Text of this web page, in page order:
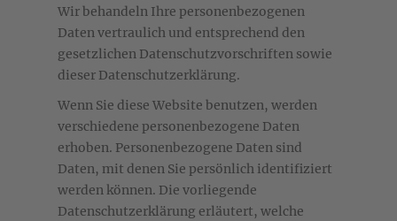
Wir behandeln Ihre personenbezogenen
Daten vertraulich und entsprechend den
gesetzlichen Datenschutzvorschriften sowie
dieser Datenschutzerklärung.
Wenn Sie diese Website benutzen, werden
verschiedene personenbezogene Daten
erhoben. Personenbezogene Daten sind
Daten, mit denen Sie persönlich identifiziert
werden können. Die vorliegende
Datenschutzerklärung erläutert, welche